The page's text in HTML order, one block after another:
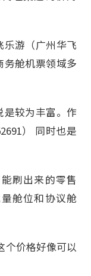
游（广州华飞
舱机票领域多
是较为丰富。作
） 同时也是
刷出来的零售
舱位和协议舱
个价格好像可以